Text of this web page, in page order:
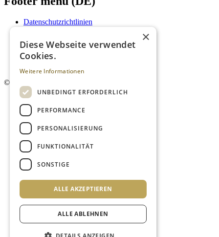
Datenschutzrichtlinien
Kontakt
Mediadaten
AGB
©
×
Diese Webseite verwendet
Cookies.
Weitere Informationen
UNBEDINGT ERFORDERLICH
PERFORMANCE
PERSONALISIERUNG
FUNKTIONALITÄT
SONSTIGE
ALLE AKZEPTIEREN
ALLE ABLEHNEN